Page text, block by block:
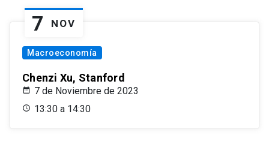
7 NOV
Macroeconomía
Chenzi Xu, Stanford
7 de Noviembre de 2023
13:30 a 14:30